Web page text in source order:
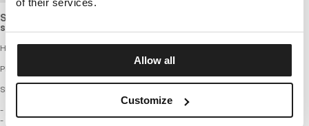
Allow all
Customize
Slightly elastic sweatshirt with a standard cut, made of light,
slightly thinner and breathable cotton fabric.
Herren Kapuzenpullover – BLOODLINE II
PITBULL x David Lozeau
SERIE 280 GSM TRIKOT FROTTEE
- Bequeme reguläre Passform
- Hergestellt aus hochwertigem, weichem, dünnerem Trikotstoff mit einem